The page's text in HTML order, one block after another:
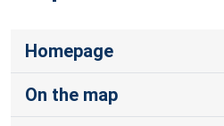
Homepage
On the map